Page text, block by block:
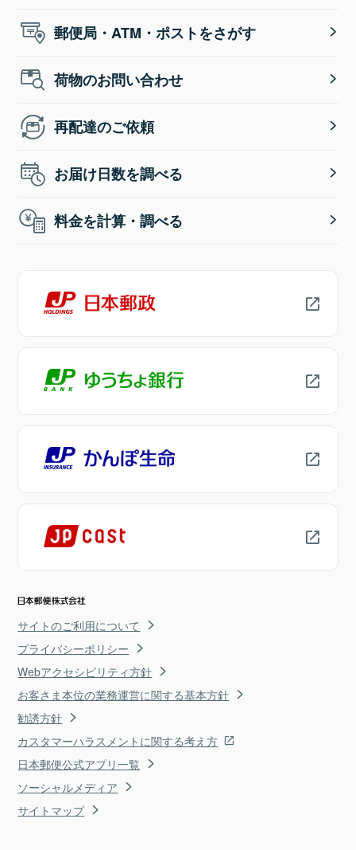
郵便局・ATM・ポストをさがす
荷物のお問い合わせ
再配達のご依頼
お届け日数を調べる
料金を計算・調べる
サイトのご利用について
プライバシーポリシー
Webアクセシビリティ方針
お客さま本位の業務運営に関する基本方針
勧誘方針
カスタマーハラスメントに関する考え方
日本郵便公式アプリ一覧
ソーシャルメディア
サイトマップ